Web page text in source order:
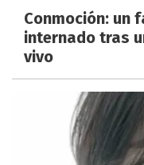
Conmoción: un
internado tras
vivo